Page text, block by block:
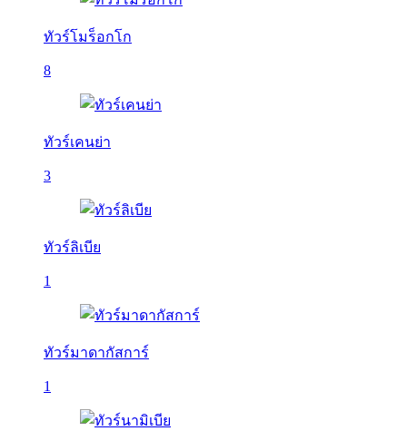
ทัวร์โมร็อกโก
8
ทัวร์เคนย่า
3
ทัวร์ลิเบีย
1
ทัวร์มาดากัสการ์
1